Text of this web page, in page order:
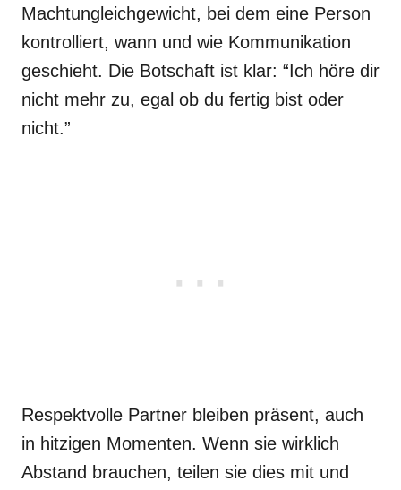
Machtungleichgewicht, bei dem eine Person
kontrolliert, wann und wie Kommunikation
geschieht. Die Botschaft ist klar: “Ich höre dir
nicht mehr zu, egal ob du fertig bist oder
nicht.”
Respektvolle Partner bleiben präsent, auch
in hitzigen Momenten. Wenn sie wirklich
Abstand brauchen, teilen sie dies mit und